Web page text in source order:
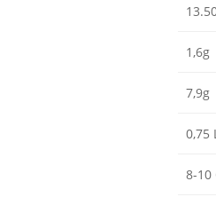
1,6g
7,9g
0,75
8-10